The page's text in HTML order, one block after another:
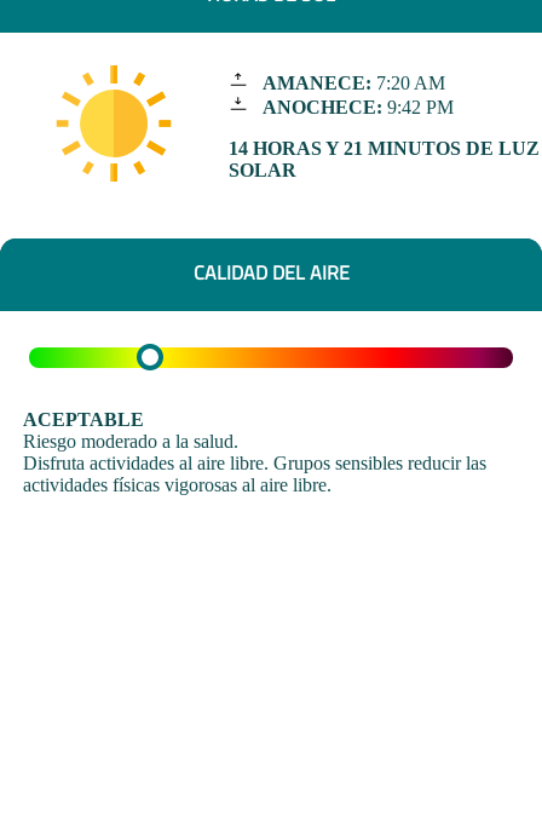
AMANECE: 7:20 AM
ANOCHECE: 9:42 PM
14 HORAS Y 21 MINUTOS DE LUZ
SOLAR
CALIDAD DEL AIRE
ACEPTABLE
Riesgo moderado a la salud.
Disfruta actividades al aire libre. Grupos sensibles reducir las
actividades físicas vigorosas al aire libre.